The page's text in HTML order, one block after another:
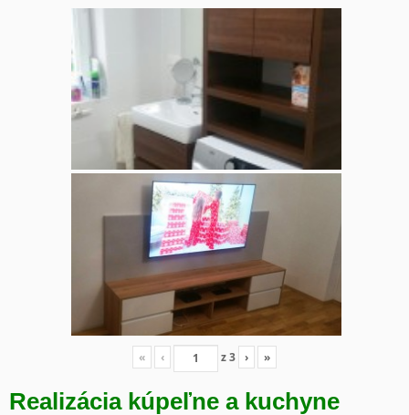
« ‹ z3 › »
Realizácia kúpeľne a kuchyne